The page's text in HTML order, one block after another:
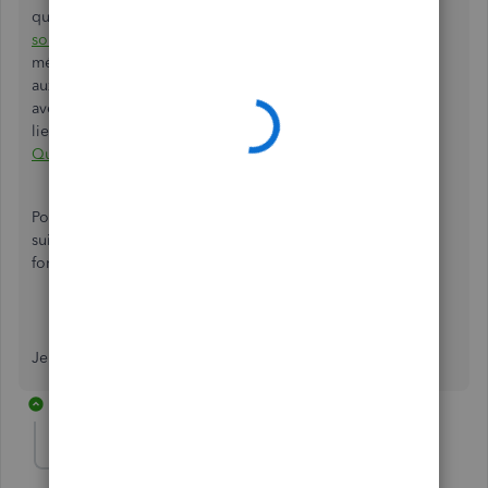
qui se fait en utilisant les étapes dans l'article
soumettre des commentaires?
méthode pour partager vos pensées, elles sont envoyées
aux développeurs du produit pour considération. Si vous
avez d'intérêt des nouvelles fonctions, je vous présente le
lien suivant :
Nouveautés sur les fonctions et les produits
QuickBooks en ligne
Pour votre référence, je vous présente aussi les pages
suivantes qui contiennent des aides pour apprendre les
fonctions de QuickBooks en ligne.
Je vous souhaite le meilleur!